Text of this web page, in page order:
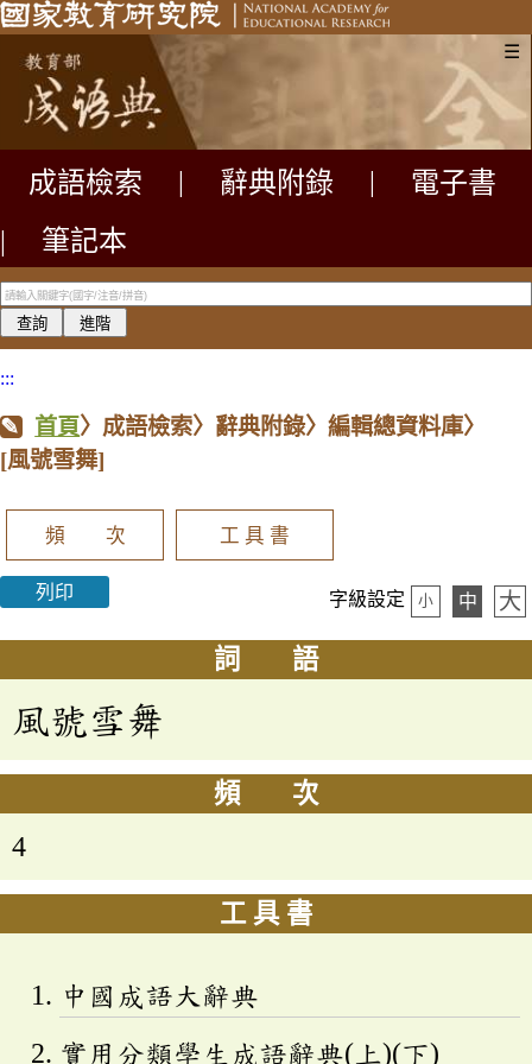
☰
成語檢索 辭典附錄
電子書
|
筆記本
:::
首頁〉成語檢索〉辭典附錄〉編輯總資料庫〉
[風號雪舞]
頻 次 工 具 書
列印 字級設定 小 中 大
詞 語
風號雪舞
頻 次
4
工 具 書
中國成語大辭典
實用分類學生成語辭典(上)(下)